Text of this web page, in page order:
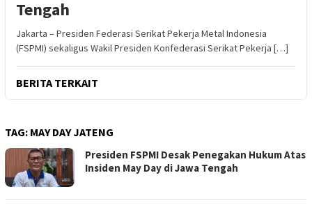
Tengah
Jakarta – Presiden Federasi Serikat Pekerja Metal Indonesia
(FSPMI) sekaligus Wakil Presiden Konfederasi Serikat Pekerja […]
BERITA TERKAIT
TAG: MAY DAY JATENG
Presiden FSPMI Desak Penegakan Hukum Atas
Insiden May Day di Jawa Tengah